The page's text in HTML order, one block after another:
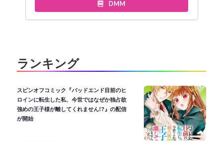
DMM
ランキング
スピンオフコミック『バッドエンド目前のヒ
ロインに転生した私、今世ではなぜか独占欲
強めの王子様が離してくれません!?』の配信
が開始